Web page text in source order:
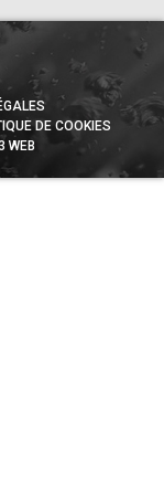
DE COOKIES
WEB